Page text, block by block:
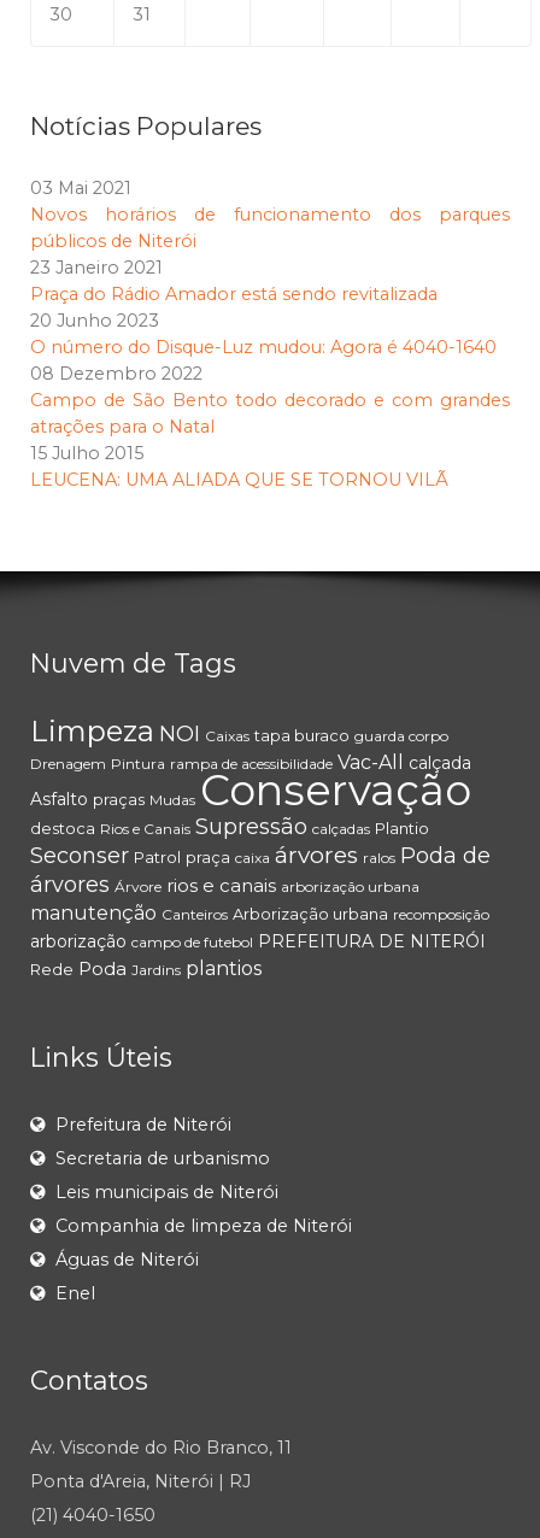
30 31
Notícias Populares
03 Mai 2021
Novos horários de funcionamento dos parques
públicos de Niterói
23 Janeiro 2021
Praça do Rádio Amador está sendo revitalizada
20 Junho 2023
O número do Disque-Luz mudou: Agora é 4040-1640
08 Dezembro 2022
Campo de São Bento todo decorado e com grandes
atrações para o Natal
15 Julho 2015
LEUCENA: UMA ALIADA QUE SE TORNOU VILÃ
Nuvem de Tags
Limpeza NOI Caixas tapa buraco guarda corpo
Drenagem Pintura rampa de acessibilidade Vac-All
calçada
Asfalto praças Mudas Conservação
destoca Rios e Canais Supressão calçadas Plantio
Seconser Patrol praça caixa árvores ralos Poda de
árvores Árvore rios e canais arborização urbana
manutenção Canteiros Arborização urbana recomposição
arborização campo de futebol PREFEITURA DE NITERÓI
Rede Poda Jardins plantios
Links Úteis
Prefeitura de Niterói
Secretaria de urbanismo
Leis municipais de Niterói
Companhia de limpeza de Niterói
Águas de Niterói
Enel
Contatos
Av. Visconde do Rio Branco, 11
Ponta d'Areia, Niterói | RJ
(21) 4040-1650